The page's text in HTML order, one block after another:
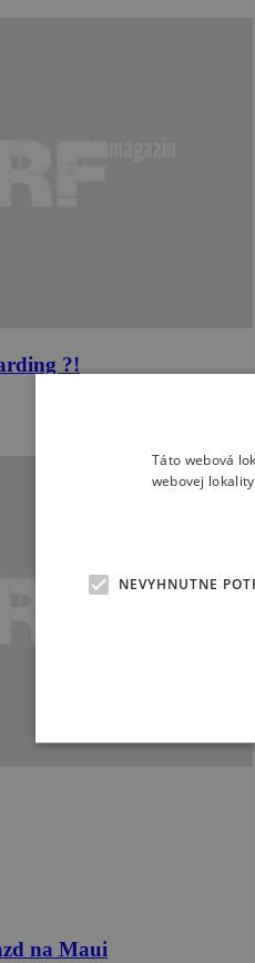
?!
na Maui
Táto webová
webovej
NEVYHNUTNE